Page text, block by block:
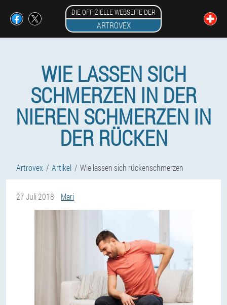
DIE OFFIZIELLE WEBSEITE DER
ARTROVEX
WIE LASSEN SICH
SCHMERZEN IN DER
NIEREN SCHMERZEN IN
DER RÜCKEN
Artrovex Artikel Wie lassen sich rückenschmerzen
27 Juli 2018 Mari